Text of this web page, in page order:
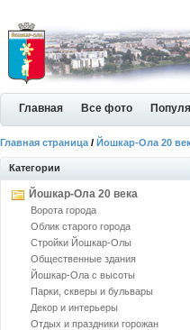
Главная Все фото
Главная страница / Йошкар-Ола 20
Категории
Йошкар-Ола 20 века
Ворота города
Облик старого города
Стройки Йошкар-Олы
Общественные здания
Йошкар-Ола с высоты
Парки, скверы и бульвары
Декор и интерьеры
Отдых и праздники горожан